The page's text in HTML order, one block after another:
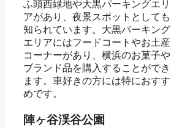
ふ頭西緑地や大黒パーキングエリ
アがあり、夜景スポットとしても
知られています。大黒パーキング
エリアにはフードコートやお土産
コーナーがあり、横浜のお菓子や
ブランド品を購入することができ
ます。車好きの方には特におすす
めです。
陣ヶ谷渓谷公園